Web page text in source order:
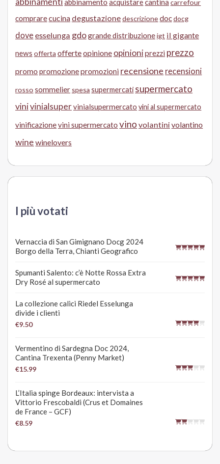
abbinamento acquistarecantina carrefour
comprarecucina degustazionedescrizionedocdocg
dove esselunga gdogrande distribuzioneigt il gigante
news offerta offerteopinione opinioniprezzi prezzo
promo promozionepromozioni recensione recensioni
rosso sommelier spesa supermercati supermercato
vinivinialsupervinialsupermercato vini al supermercato
vinificazionevini supermercato vino volantini volantino
wine winelovers
I più votati
Vernaccia di San Gimignano Docg 2024
Borgo della Terra, Chianti Geografico
Spumanti Salento: c’è Notte Rossa Extra
Dry Rosé al supermercato
La collezione calici Riedel Esselunga
divide i clienti
€9.50
Vermentino di Sardegna Doc 2024,
Cantina Trexenta (Penny Market)
€15.99
L’Italia spinge Bordeaux: intervista a
Vittorio Frescobaldi (Crus et Domaines
de France – GCF)
€8.59